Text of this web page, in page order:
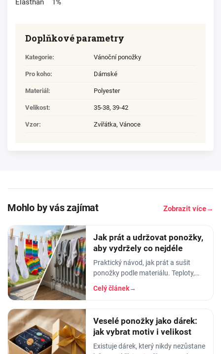
Elasthan 1%
Doplňkové parametry
Kategorie: Vánoční ponožky
Pro koho: Dámské
Materiál : Polyester
Velikost: 35-38, 39-42
Vzor: Zvířátka, Vánoce
Mohlo by vás zajímat Zobrazit více→
Jak prát a udržovat ponožky,
aby vydržely co nejdéle
Praktický návod, jak prát a sušit
ponožky podle materiálu. Teploty,
aviváž, sušička, žehlení. Vyhnete se
tak sražení, trhání a ztrátě tvaru.
Celý článek→
Veselé ponožky jako dárek:
jak vybrat motiv i velikost
Existuje dárek, který nikdy nezůstane